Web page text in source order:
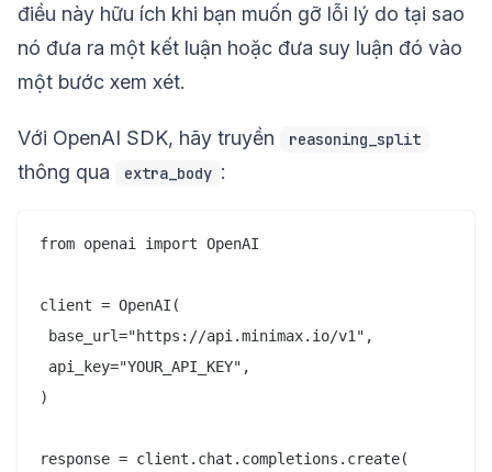
điều này hữu ích khi bạn muốn gỡ lỗi lý do tại sao
nó đưa ra một kết luận hoặc đưa suy luận đó vào
một bước xem xét.
Với OpenAI SDK, hãy truyền reasoning_split
thông qua extra_body :
from openai import OpenAI
client = OpenAI(
base_url="https://api.minimax.io/v1",
api_key="YOUR_API_KEY",
)
response = client.chat.completions.create(